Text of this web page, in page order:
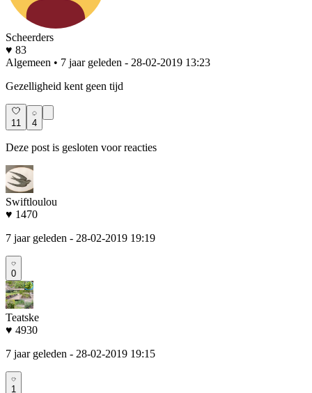
Scheerders
♥ 83
Algemeen • 7 jaar geleden - 28-02-2019 13:23
Gezelligheid kent geen tijd
11 4
Deze post is gesloten voor reacties
Swiftloulou
♥ 1470
7 jaar geleden - 28-02-2019 19:19
0
Teatske
♥ 4930
7 jaar geleden - 28-02-2019 19:15
1